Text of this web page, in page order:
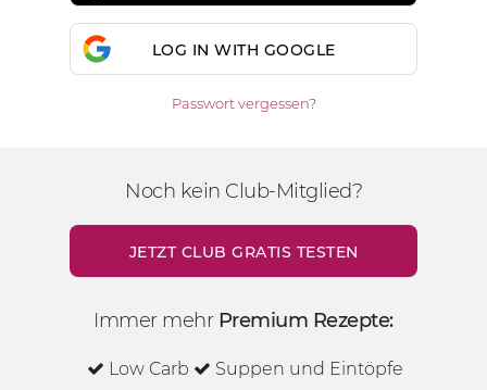
LOG IN WITH GOOGLE
Passwort vergessen?
Noch kein Club-Mitglied?
JETZT CLUB GRATIS TESTEN
Immer mehr Premium Rezepte:
Low Carb
Suppen und Eintöpfe